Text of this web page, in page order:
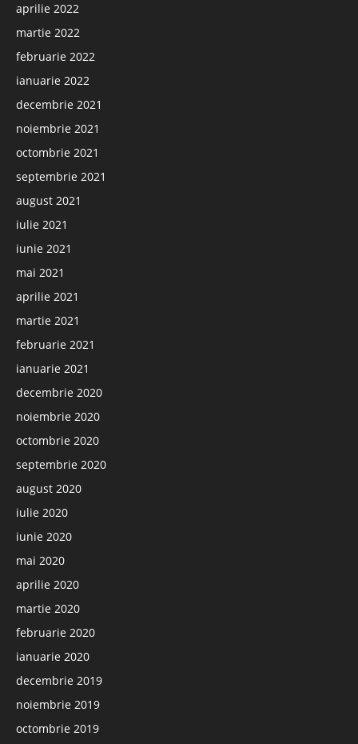
aprilie 2022
martie 2022
februarie 2022
ianuarie 2022
decembrie 2021
noiembrie 2021
octombrie 2021
septembrie 2021
august 2021
iulie 2021
iunie 2021
mai 2021
aprilie 2021
martie 2021
februarie 2021
ianuarie 2021
decembrie 2020
noiembrie 2020
octombrie 2020
septembrie 2020
august 2020
iulie 2020
iunie 2020
mai 2020
aprilie 2020
martie 2020
februarie 2020
ianuarie 2020
decembrie 2019
noiembrie 2019
octombrie 2019